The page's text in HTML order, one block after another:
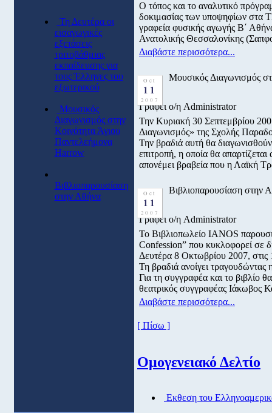
Τη Δευτέρα οι
εισαγωγικές
εξετάσεις
τριτοβάθμιας
εκπαίδευσης για
τους Έλληνες του
εξωτερικού
Μουσικός
Διαγωνισμός στην
Κοινότητα Άγιου
Παντελεήμονα
Harrow
Βιβλιοπαρουσίαση
στην Αθήνα
Ο τόπος και το αναλυτικό
δοκιμασίας των υποψηφίων στα
γραφεία φυσικής αγωγής Β΄
Ανατολικής Θεσσαλονίκης
Διαβάστε περισσότερα...
Oct
11
2007
Μουσικός Διαγωνισμός
Γράφει ο/η Administrator
Την Κυριακή 30 Σεπτεμβρίου
Διαγωνισμός» της Σχολής
Την βραδιά αυτή θα
επιτροπή, η οποία θα
απονέμει βραβεία που η Λαϊκή
Oct
11
2007
Βιβλιοπαρουσίαση στην
Γράφει ο/η Administrator
Το Βιβλιοπωλείο IANOS
Confession” που κυκλοφορεί
Δευτέρα 8 Οκτωβρίου 2007, στις
Τη βραδιά ανοίγει
Για τη συγγραφέα και το βιβλίο
θεατρικός συγγραφέας Ιάκωβος
Διαβάστε περισσότερα...
[ Πίσω ]
Ομογενειακό Δελτίο
Εκθεση του